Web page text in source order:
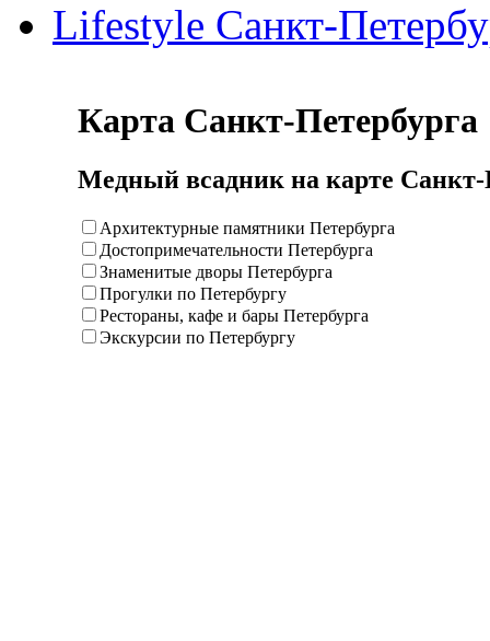
Lifestyle Санкт-
Карта Санкт-Петербурга
Медный всадник на карте Санкт-
Архитектурные памятники Петербурга
Достопримечательности Петербурга
Знаменитые дворы Петербурга
Прогулки по Петербургу
Рестораны, кафе и бары Петербурга
Экскурсии по Петербургу